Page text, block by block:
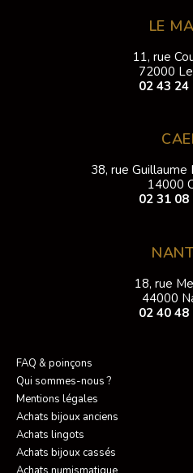
LE
11, rue
72000
02 43 24
38, rue Guillaume
14000
02 31 08
18, rue
44000
02 40 48
FAQ & poinçons
Qui sommes-nous ?
Mentions légales
Achats bijoux anciens
Achats lingots
Achats bijoux cassés